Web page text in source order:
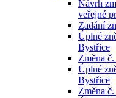
Návrh
veřejné
Zadání
Úplné
Bystřice
Změna
Úplné
Bystřice
Změna